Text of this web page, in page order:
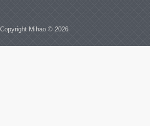
Copyright Mihao © 2026